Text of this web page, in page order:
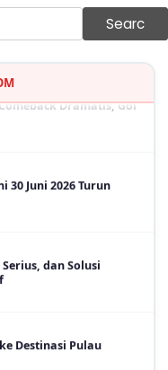
Searc
Juni 2026 Turun
dan Solusi
Destinasi Pulau